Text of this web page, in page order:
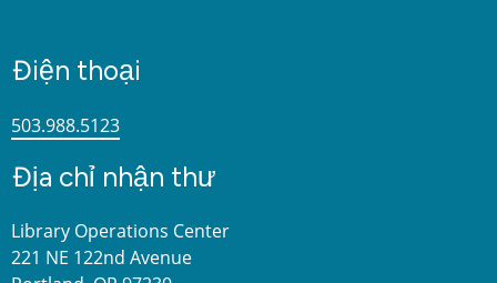
Điện thoại
503.988.5123
Địa chỉ nhận thư
Library Operations Center
221 NE 122nd Avenue